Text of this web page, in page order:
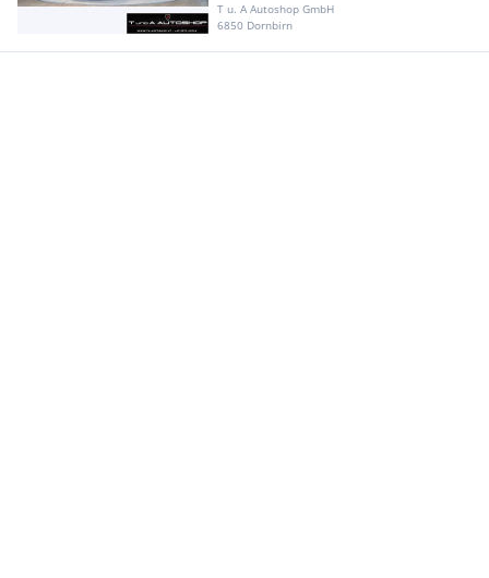
T u. A Autoshop GmbH
6850 Dornbirn